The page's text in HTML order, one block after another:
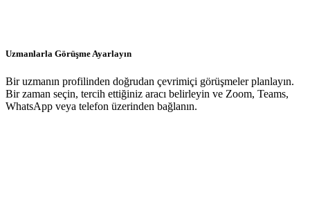
Uzmanlarla Görüşme Ayarlayın
Bir uzmanın profilinden doğrudan çevrimiçi görüşmeler planlayın.
Bir zaman seçin, tercih ettiğiniz aracı belirleyin ve Zoom, Teams,
WhatsApp veya telefon üzerinden bağlanın.